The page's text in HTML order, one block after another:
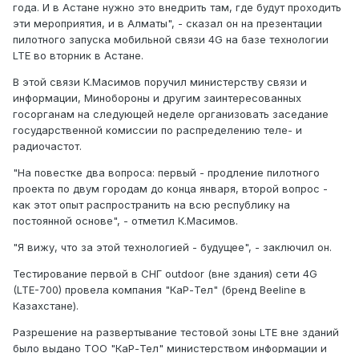
года. И в Астане нужно это внедрить там, где будут проходить
эти мероприятия, и в Алматы", - сказал он на презентации
пилотного запуска мобильной связи 4G на базе технологии
LTE во вторник в Астане.
В этой связи К.Масимов поручил министерству связи и
информации, Минобороны и другим заинтересованных
госорганам на следующей неделе организовать заседание
государственной комиссии по распределению теле- и
радиочастот.
"На повестке два вопроса: первый - продление пилотного
проекта по двум городам до конца января, второй вопрос -
как этот опыт распространить на всю республику на
постоянной основе", - отметил К.Масимов.
"Я вижу, что за этой технологией - будущее", - заключил он.
Тестирование первой в СНГ outdoor (вне здания) сети 4G
(LTE-700) провела компания "КаР-Тел" (бренд Beeline в
Казахстане).
Разрешение на развертывание тестовой зоны LTE вне зданий
было выдано ТОО "КаР-Тел" министерством информации и